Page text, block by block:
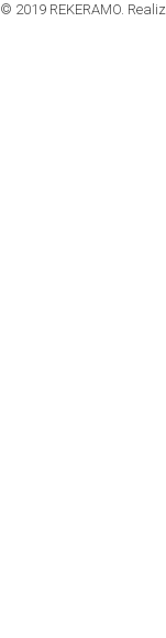
© 2019 REKERAMO.